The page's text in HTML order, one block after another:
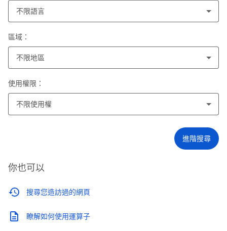
不限語言
區域：
不限地區
使用權限：
不限使用權
進階搜尋
你也可以
搜尋您造訪過的網頁
瞭解如何使用運算子